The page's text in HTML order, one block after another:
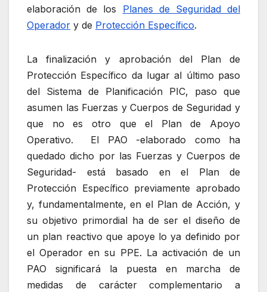
elaboración de los Planes de Seguridad del
Operador y de Protección Específico.
La finalización y aprobación del Plan de
Protección Específico da lugar al último paso
del Sistema de Planificación PIC, paso que
asumen las Fuerzas y Cuerpos de Seguridad y
que no es otro que el Plan de Apoyo
Operativo. El PAO -elaborado como ha
quedado dicho por las Fuerzas y Cuerpos de
Seguridad- está basado en el Plan de
Protección Específico previamente aprobado
y, fundamentalmente, en el Plan de Acción, y
su objetivo primordial ha de ser el diseño de
un plan reactivo que apoye lo ya definido por
el Operador en su PPE. La activación de un
PAO significará la puesta en marcha de
medidas de carácter complementario a